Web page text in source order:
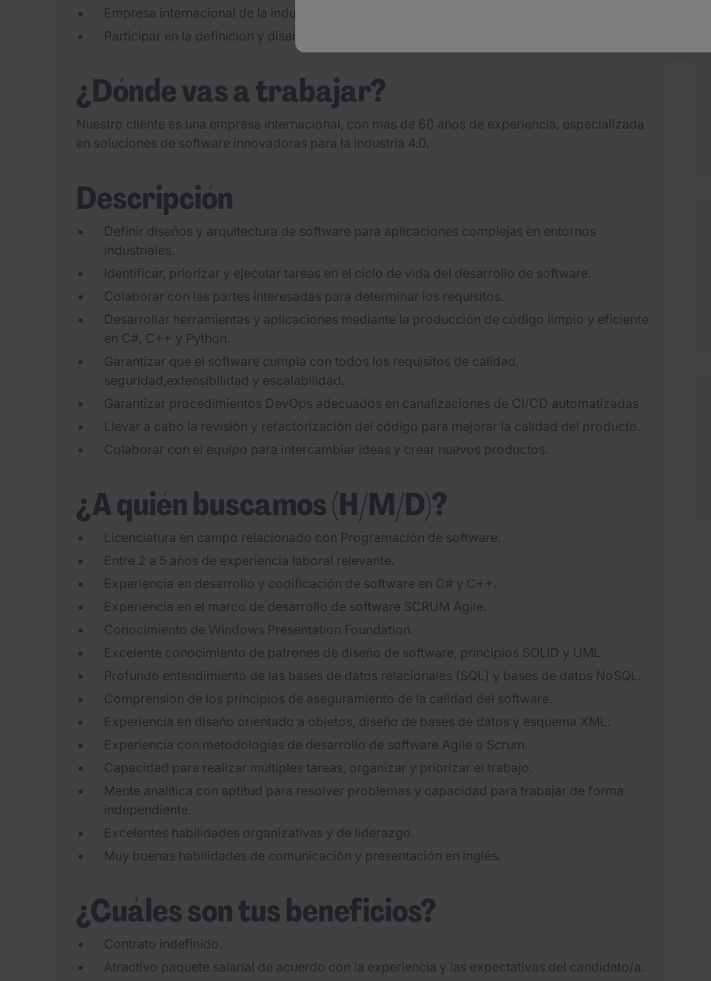
Empresa internacional de la industria 4.0
Participar en la definición y diseño de arquitectura de software industrial
¿Dónde vas a trabajar?
Nuestro cliente es una empresa internacional, con más de 60 años de experiencia, especializada
en soluciones de software innovadoras para la industria 4.0.
Descripción
Definir diseños y arquitectura de software para aplicaciones complejas en entornos
industriales.
Identificar, priorizar y ejecutar tareas en el ciclo de vida del desarrollo de software.
Colaborar con las partes interesadas para determinar los requisitos.
Desarrollar herramientas y aplicaciones mediante la producción de código limpio y eficiente
en C#, C++ y Python.
Garantizar que el software cumpla con todos los requisitos de calidad,
seguridad,extensibilidad y escalabilidad.
Garantizar procedimientos DevOps adecuados en canalizaciones de CI/CD automatizadas
Llevar a cabo la revisión y refactorización del código para mejorar la calidad del producto.
Colaborar con el equipo para intercambiar ideas y crear nuevos productos.
¿A quién buscamos (H/M/D)?
Licenciatura en campo relacionado con Programación de software.
Entre 2 a 5 años de experiencia laboral relevante.
Experiencia en desarrollo y codificación de software en C# y C++.
Experiencia en el marco de desarrollo de software SCRUM Agile.
Conocimiento de Windows Presentation Foundation.
Excelente conocimiento de patrones de diseño de software, principios SOLID y UML
Profundo entendimiento de las bases de datos relacionales (SQL) y bases de datos NoSQL.
Comprensión de los principios de aseguramiento de la calidad del software.
Experiencia en diseño orientado a objetos, diseño de bases de datos y esquema XML.
Experiencia con metodologías de desarrollo de software Agile o Scrum.
Capacidad para realizar múltiples tareas, organizar y priorizar el trabajo.
Mente analítica con aptitud para resolver problemas y capacidad para trabajar de forma
independiente.
Excelentes habilidades organizativas y de liderazgo.
Muy buenas habilidades de comunicación y presentación en inglés.
¿Cuáles son tus beneficios?
Contrato indefinido.
Atractivo paquete salarial de acuerdo con la experiencia y las expectativas del candidato/a.